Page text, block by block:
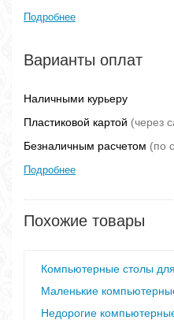
Подробнее
Варианты оплат
Наличными курьеру
Пластиковой картой (через
Безналичным расчетом (по
Подробнее
Похожие товары
Компьютерные столы
Маленькие
Недорогие